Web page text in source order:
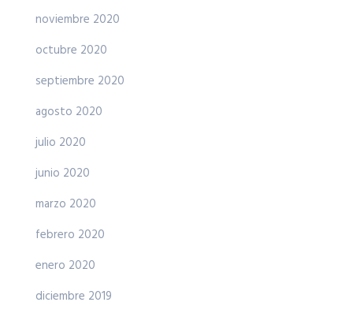
noviembre 2020
octubre 2020
septiembre 2020
agosto 2020
julio 2020
junio 2020
marzo 2020
febrero 2020
enero 2020
diciembre 2019